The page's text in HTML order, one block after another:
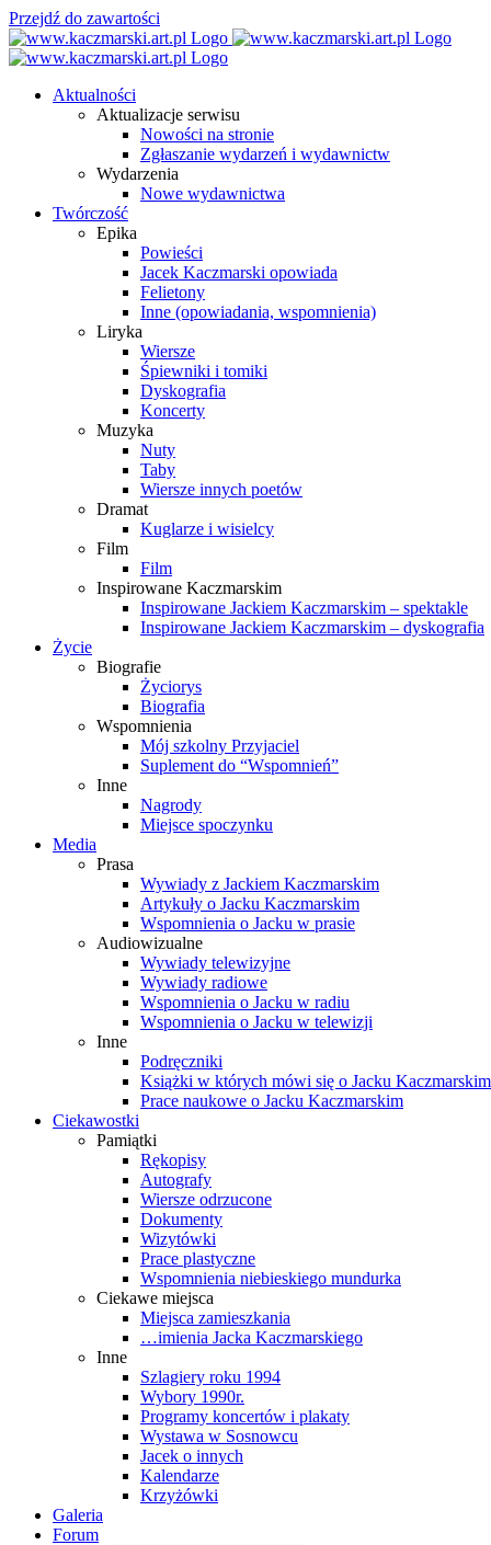
Przejdź do zawartości
Aktualności
Aktualizacje serwisu
Nowości na stronie
Zgłaszanie wydarzeń i wydawnictw
Wydarzenia
Nowe wydawnictwa
Twórczość
Epika
Powieści
Jacek Kaczmarski opowiada
Felietony
Inne (opowiadania, wspomnienia)
Liryka
Wiersze
Śpiewniki i tomiki
Dyskografia
Koncerty
Muzyka
Nuty
Taby
Wiersze innych poetów
Dramat
Kuglarze i wisielcy
Film
Film
Inspirowane Kaczmarskim
Inspirowane Jackiem Kaczmarskim – spektakle
Inspirowane Jackiem Kaczmarskim – dyskografia
Życie
Biografie
Życiorys
Biografia
Wspomnienia
Mój szkolny Przyjaciel
Suplement do “Wspomnień”
Inne
Nagrody
Miejsce spoczynku
Media
Prasa
Wywiady z Jackiem Kaczmarskim
Artykuły o Jacku Kaczmarskim
Wspomnienia o Jacku w prasie
Audiowizualne
Wywiady telewizyjne
Wywiady radiowe
Wspomnienia o Jacku w radiu
Wspomnienia o Jacku w telewizji
Inne
Podręczniki
Książki w których mówi się o Jacku Kaczmarskim
Prace naukowe o Jacku Kaczmarskim
Ciekawostki
Pamiątki
Rękopisy
Autografy
Wiersze odrzucone
Dokumenty
Wizytówki
Prace plastyczne
Wspomnienia niebieskiego mundurka
Ciekawe miejsca
Miejsca zamieszkania
…imienia Jacka Kaczmarskiego
Inne
Szlagiery roku 1994
Wybory 1990r.
Programy koncertów i plakaty
Wystawa w Sosnowcu
Jacek o innych
Kalendarze
Krzyżówki
Galeria
Forum